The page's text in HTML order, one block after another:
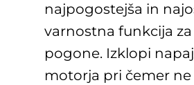
najpogostejša in
varnostna funkcija
pogone. Izklopi
motorja pri čemer